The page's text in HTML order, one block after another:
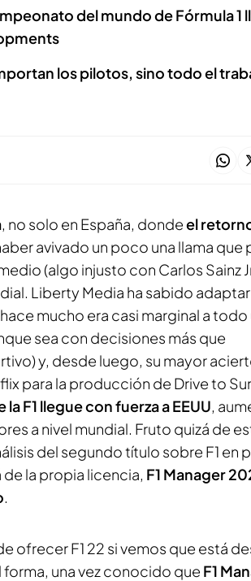
del mundo de Fórmula 1
los pilotos, sino todo el
, no solo en España, dondeel
avivado un poco una llama que
(algo injusto con Carlos Sainz
Liberty Media ha sabido adaptar
mucho era casi marginal a todo
sea con decisiones más que
y, desde luego, su mayor
para la producción de Drive to
la F1 llegue con fuerza a EEUU,
a nivel mundial. Fruto quizá de
del segundo título sobre F1 en
de la propia licencia, F1 Manager
.
ofrecer F1 22 si vemos que está
una vez conocido que F1